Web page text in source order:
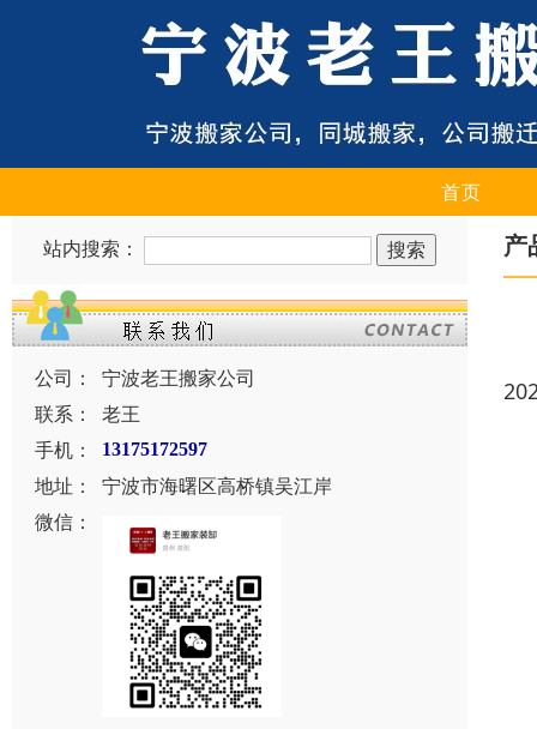
首页
站内搜索：
公司：
宁波老王搬家公司
联系：
老王
手机：
13175172597
地址：
宁波市海曙区高桥镇吴江岸
微信：
产